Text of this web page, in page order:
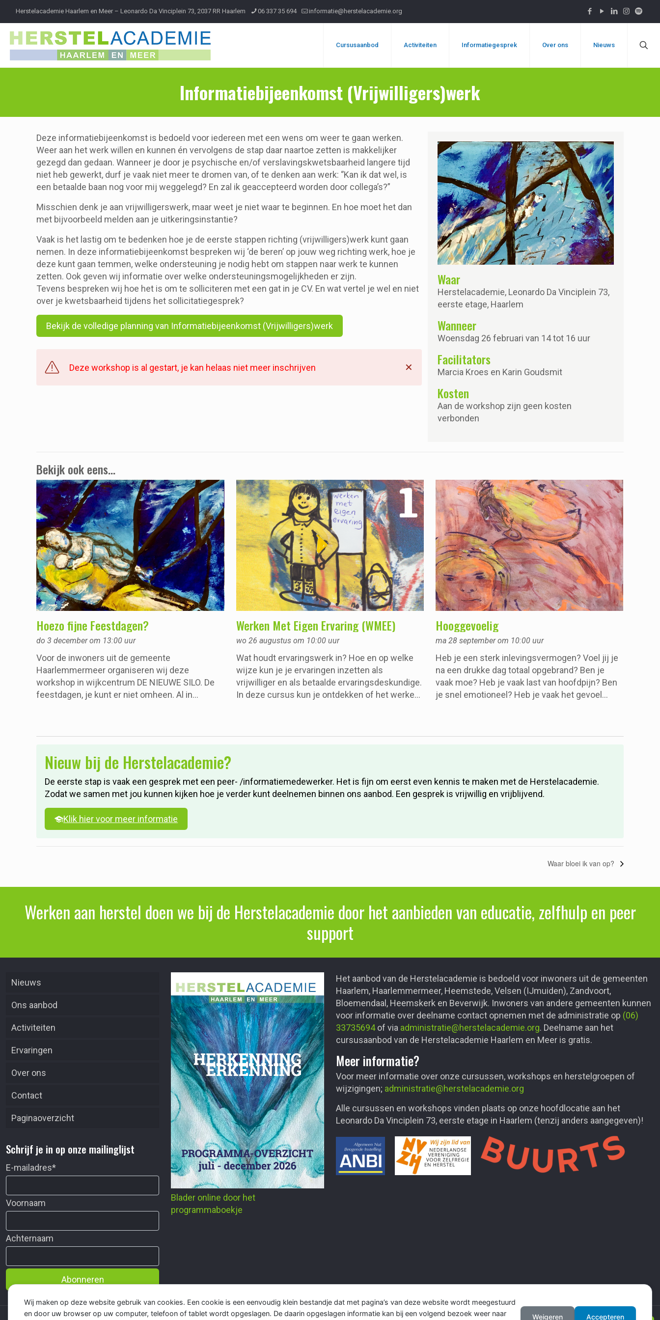
Herstelacademie Haarlem en Meer – Leonardo Da Vinciplein 73, 2037 RR Haarlem 06 337 35 694 informatie@herstelacademie.org
Cursusaanbod Activiteiten Informatiegesprek Over ons Nieuws
Informatiebijeenkomst (Vrijwilligers)werk
Deze informatiebijeenkomst is bedoeld voor iedereen met een wens om weer te gaan werken.
Weer aan het werk willen en kunnen én vervolgens de stap daar naartoe zetten is makkelijker
gezegd dan gedaan. Wanneer je door je psychische en/of verslavingskwetsbaarheid langere tijd
niet heb gewerkt, durf je vaak niet meer te dromen van, of te denken aan werk: ‘’Kan ik dat wel, is
een betaalde baan nog voor mij weggelegd? En zal ik geaccepteerd worden door collega’s?”
Misschien denk je aan vrijwilligerswerk, maar weet je niet waar te beginnen. En hoe moet het dan
met bijvoorbeeld melden aan je uitkeringsinstantie?
Vaak is het lastig om te bedenken hoe je de eerste stappen richting (vrijwilligers)werk kunt gaan
nemen. In deze informatiebijeenkomst bespreken wij ‘de beren’ op jouw weg richting werk, hoe je
deze kunt gaan temmen, welke ondersteuning je nodig hebt om stappen naar werk te kunnen
zetten. Ook geven wij informatie over welke ondersteuningsmogelijkheden er zijn.
Tevens bespreken wij hoe het is om te solliciteren met een gat in je CV. En wat vertel je wel en niet
over je kwetsbaarheid tijdens het sollicitatiegesprek?
Bekijk de volledige planning van Informatiebijeenkomst (Vrijwilligers)werk
Deze workshop is al gestart, je kan helaas niet meer inschrijven ✕
Waar
Herstelacademie, Leonardo Da Vinciplein 73,
eerste etage, Haarlem
Wanneer
Woensdag 26 februari van 14 tot 16 uur
Facilitators
Marcia Kroes en Karin Goudsmit
Kosten
Aan de workshop zijn geen kosten
verbonden
Bekijk ook eens...
Hoezo fijne Feestdagen?
do 3 december om 13:00 uur
Voor de inwoners uit de gemeente
Haarlemmermeer organiseren wij deze
workshop in wijkcentrum DE NIEUWE SILO. De
feestdagen, je kunt er niet omheen. Al in
alleen zitten hè?’
Werken Met Eigen Ervaring (WMEE)
wo 26 augustus om 10:00 uur
Wat houdt ervaringswerk in? Hoe en op welke
wijze kun je je ervaringen inzetten als
vrijwilliger en als betaalde ervaringsdeskundige.
In deze cursus kun je ontdekken of het werken
Hooggevoelig
ma 28 september om 10:00 uur
Heb je een sterk inlevingsvermogen? Voel jij je
na een drukke dag totaal opgebrand? Ben je
vaak moe? Heb je vaak last van hoofdpijn? Ben
je snel emotioneel? Heb je vaak het gevoel
Nieuw bij de Herstelacademie?
De eerste stap is vaak een gesprek met een peer- /informatiemedewerker. Het is fijn om eerst even kennis te maken met de Herstelacademie.
Zodat we samen met jou kunnen kijken hoe je verder kunt deelnemen binnen ons aanbod. Een gesprek is vrijwillig en vrijblijvend.
Klik hier voor meer informatie
Waar bloei ik van op?
Werken aan herstel doen we bij de Herstelacademie door het aanbieden van educatie, zelfhulp en peer
support
Nieuws
Ons aanbod
Activiteiten
Ervaringen
Over ons
Contact
Paginaoverzicht
Schrijf je in op onze mailinglijst
E-mailadres*
Voornaam
Achternaam
Abonneren
Blader online door het
programmaboekje
Het aanbod van de Herstelacademie is bedoeld voor inwoners uit de gemeenten
Haarlem, Haarlemmermeer, Heemstede, Velsen (IJmuiden), Zandvoort,
Bloemendaal, Heemskerk en Beverwijk. Inwoners van andere gemeenten kunnen
voor informatie over deelname contact opnemen met de administratie op (06)
33735694of via administratie@herstelacademie.org. Deelname aan het
cursusaanbod van de Herstelacademie Haarlem en Meer is gratis.
Meer informatie?
Voor meer informatie over onze cursussen, workshops en herstelgroepen of
wijzigingen; administratie@herstelacademie.org
Alle cursussen en workshops vinden plaats op onze hoofdlocatie aan het
Leonardo Da Vinciplein 73, eerste etage in Haarlem (tenzij anders aangegeven)!
Wij maken op deze website gebruik van cookies. Een cookie is een eenvoudig klein bestandje dat met pagina’s van deze website wordt meegestuurd
en door uw browser op uw computer, telefoon of tablet wordt opgeslagen. De daarin opgeslagen informatie kan bij een volgend bezoek weer naar
Weigeren Accepteren